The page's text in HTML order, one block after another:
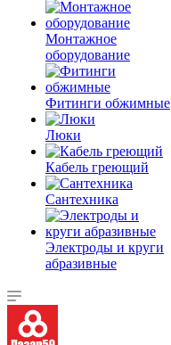
Монтажное
оборудование
Фитинги обжимные
Люки
Кабель греющий
Сантехника
Электроды и круги
абразивные